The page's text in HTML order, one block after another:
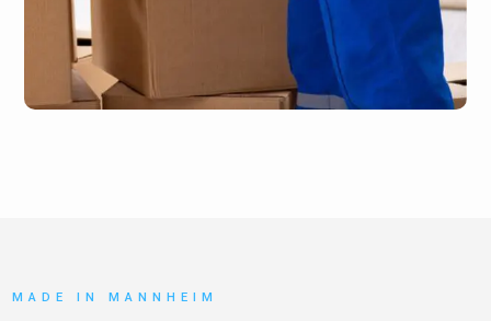
MADE IN MANNHEIM